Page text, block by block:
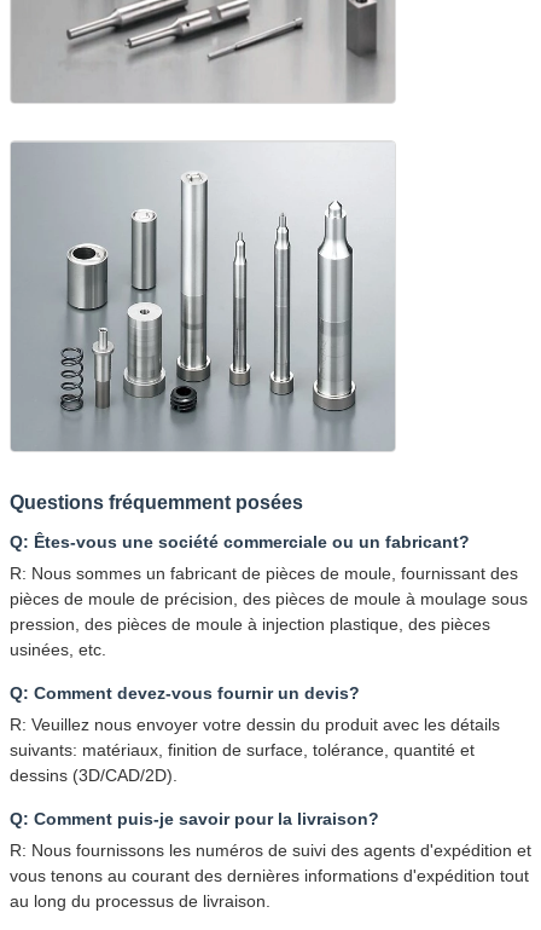
Questions fréquemment posées
Q: Êtes-vous une société commerciale ou un fabricant?
R: Nous sommes un fabricant de pièces de moule, fournissant des
pièces de moule de précision, des pièces de moule à moulage sous
pression, des pièces de moule à injection plastique, des pièces
usinées, etc.
Q: Comment devez-vous fournir un devis?
R: Veuillez nous envoyer votre dessin du produit avec les détails
suivants: matériaux, finition de surface, tolérance, quantité et
dessins (3D/CAD/2D).
Q: Comment puis-je savoir pour la livraison?
R: Nous fournissons les numéros de suivi des agents d'expédition et
vous tenons au courant des dernières informations d'expédition tout
au long du processus de livraison.